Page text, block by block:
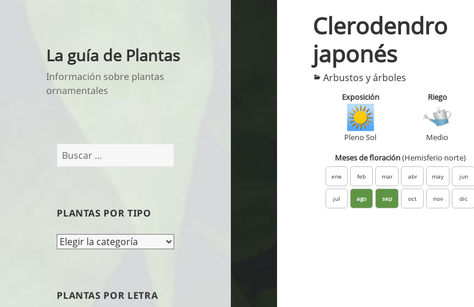
La guía de Plantas
Información sobre plantas
ornamentales
Buscar:
PLANTAS POR TIPO
Plantas
PLANTAS POR LETRA
Clerodendro
japonés
Categorías
Arbustos y árboles
Exposición
Pleno Sol
Riego
Medio
Meses de floración(Hemisferio norte)
ene feb mar abr may jun
jul ago sep oct nov dic